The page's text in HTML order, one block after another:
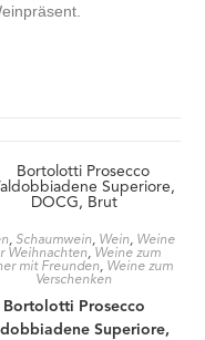
Schaumwein Wein Weine
Weihnachten,Weine zum
mit Freunden Weine zum
Verschenken
Bortolotti Prosecco
Superiore,